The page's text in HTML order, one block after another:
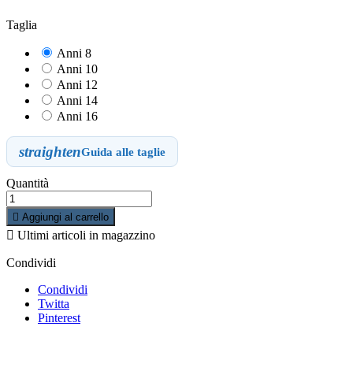
Taglia
Anni 8
Anni 10
Anni 12
Anni 14
Anni 16
straightenGuida alle taglie
Quantità
 Aggiungi al carrello
 Ultimi articoli in magazzino
Condividi
Condividi
Twitta
Pinterest